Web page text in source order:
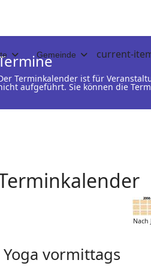
Gemeinde current-
Terminkalender ist für
aufgeführt. Sie können die
Nach
Yoga vormittags